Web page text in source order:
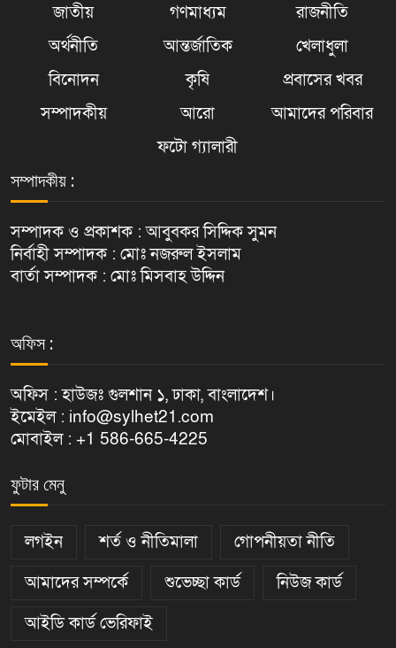
জাতীয়
গণমাধ্যম
রাজনীতি
অর্থনীতি
আন্তর্জাতিক
খেলাধুলা
বিনোদন
কৃষি
প্রবাসের খবর
সম্পাদকীয়
আরো
আমাদের পরিবার
ফটো গ্যালারী
সম্পাদকীয় :
সম্পাদক ও প্রকাশক : আবুবকর সিদ্দিক সুমন
নির্বাহী সম্পাদক : মোঃ নজরুল ইসলাম
বার্তা সম্পাদক : মোঃ মিসবাহ উদ্দিন
অফিস :
অফিস : হাউজঃ গুলশান ১, ঢাকা, বাংলাদেশ।
ইমেইল : info@sylhet21.com
মোবাইল : +1 586-665-4225
ফুটার মেনু
লগইন শর্ত ও নীতিমালা
গোপনীয়তা নীতি
আমাদের সম্পর্কে
শুভেচ্ছা কার্ড
নিউজ কার্ড
আইডি কার্ড ভেরিফাই